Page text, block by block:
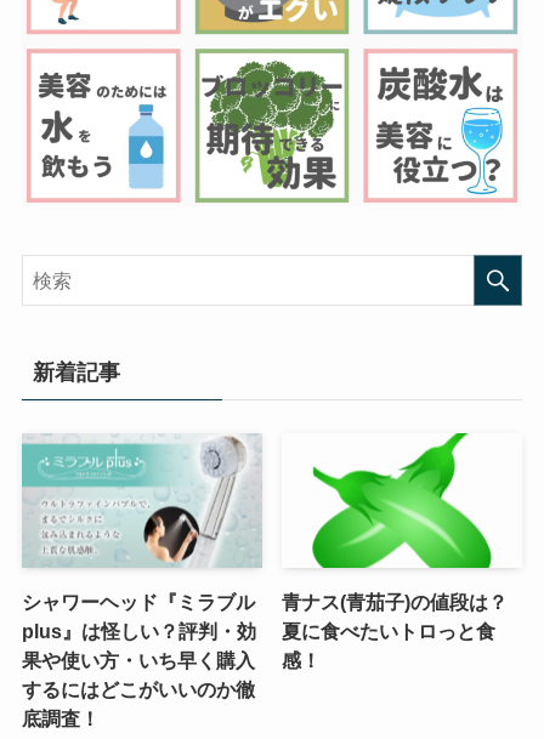
新着記事
シャワーヘッド『ミラブル
plus』は怪しい？評判・効
果や使い方・いち早く購入
するにはどこがいいのか徹
底調査！
青ナス(青茄子)の値段は？
夏に食べたいトロっと食
感！